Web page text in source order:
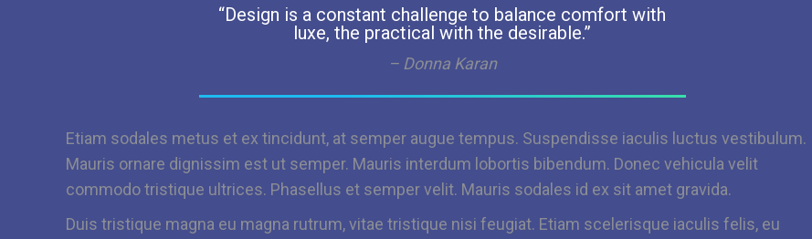
“Design is a constant challenge to balance comfort with
luxe, the practical with the desirable.”
– Donna Karan
Etiam sodales metus et ex tincidunt, at semper augue tempus. Suspendisse iaculis luctus vestibulum.
Mauris ornare dignissim est ut semper. Mauris interdum lobortis bibendum. Donec vehicula velit
commodo tristique ultrices. Phasellus et semper velit. Mauris sodales id ex sit amet gravida.
Duis tristique magna eu magna rutrum, vitae tristique nisi feugiat. Etiam scelerisque iaculis felis, eu